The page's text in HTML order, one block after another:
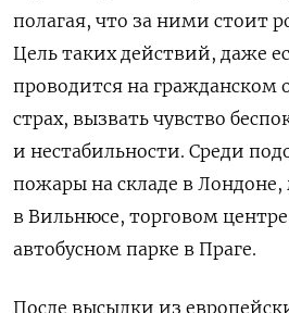
полагая, что за ними стоит
Цель таких действий, даже
проводится на гражданском
страх, вызвать чувство
и нестабильности. Среди
пожары на складе в Лондоне,
в Вильнюсе, торговом
автобусном парке в Праге.
После высылки из